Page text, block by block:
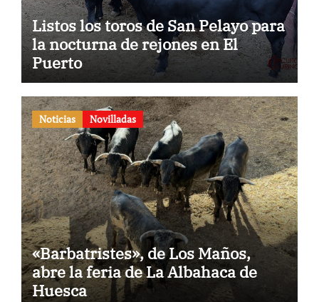
Listos los toros de San Pelayo para
la nocturna de rejones en El
Puerto
Noticias Novilladas
«Barbatristes», de Los Maños,
abre la feria de La Albahaca de
Huesca